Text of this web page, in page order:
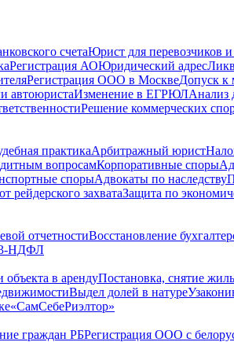
счетаЮрист для перевозчиков и
Регистрация АОЮридический адрес
Регистрация ООО в МосквеДопуск к
автоюристаИзменение в ЕГРЮЛАнализ
Решение коммерческих
практикаАрбитражный юрист
вопросамКорпоративные споры
спорыАдвокаты по наследству
рейдерского захватаЗащита по
отчетностиВосстановление
3-НДФЛ
в арендуПостановка, снятие
Выдел долей в натуре
«СамСебеРиэлтор»
граждан РБРегистрация ООО с